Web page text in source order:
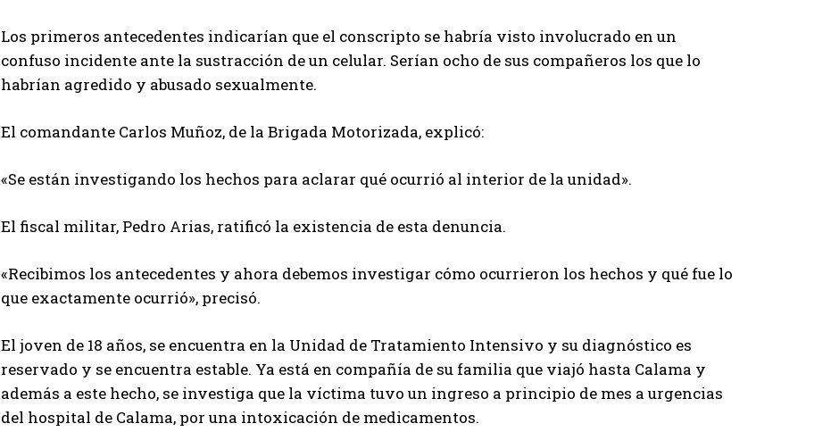
Los primeros antecedentes indicarían que el conscripto se habría visto involucrado en un
confuso incidente ante la sustracción de un celular. Serían ocho de sus compañeros los que lo
habrían agredido y abusado sexualmente.
El comandante Carlos Muñoz, de la Brigada Motorizada, explicó:
«Se están investigando los hechos para aclarar qué ocurrió al interior de la unidad».
El fiscal militar, Pedro Arias, ratificó la existencia de esta denuncia.
«Recibimos los antecedentes y ahora debemos investigar cómo ocurrieron los hechos y qué fue lo
que exactamente ocurrió», precisó.
El joven de 18 años, se encuentra en la Unidad de Tratamiento Intensivo y su diagnóstico es
reservado y se encuentra estable. Ya está en compañía de su familia que viajó hasta Calama y
además a este hecho, se investiga que la víctima tuvo un ingreso a principio de mes a urgencias
del hospital de Calama, por una intoxicación de medicamentos.